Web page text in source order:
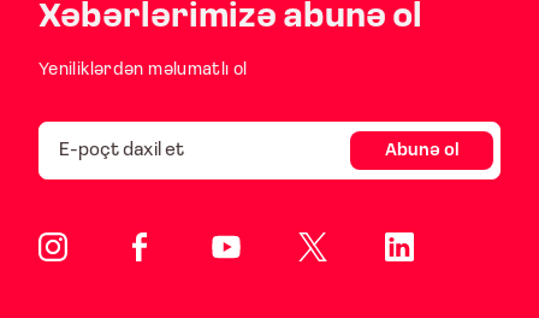
Xəbərlərimizə abunə ol
Yeniliklərdən məlumatlı ol
Abunə ol